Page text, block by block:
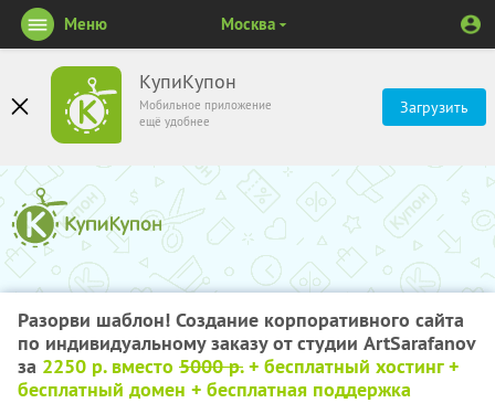
КупиКупон
Мобильное приложение
ещё удобнее
Загрузить
Меню Москва
Разорви шаблон! Создание корпоративного сайта
по индивидуальному заказу от студии ArtSarafanov
за 2250 р. вместо 5000 р.+ бесплатный хостинг +
бесплатный домен + бесплатная поддержка